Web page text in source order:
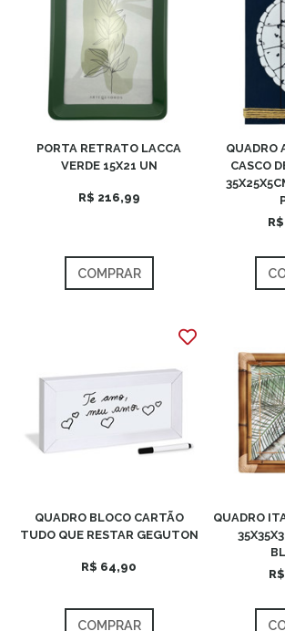
PORTA RETRATO LACCA
VERDE 15X21 UN
R$ 216,99
COMPRAR
QUADRO
CASCO
QUADRO BLOCO CARTÃO
TUDO QUE RESTAR GEGUTON
R$ 64,90
COMPRAR
QUADRO